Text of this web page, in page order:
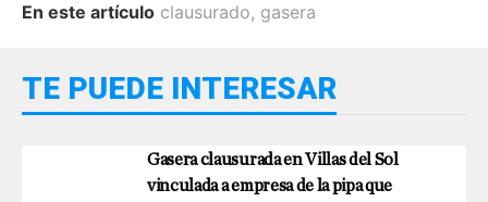
En este artículo clausurado, gasera
TE PUEDE INTERESAR
Gasera clausurada en Villas del Sol
vinculada a empresa de la pipa que